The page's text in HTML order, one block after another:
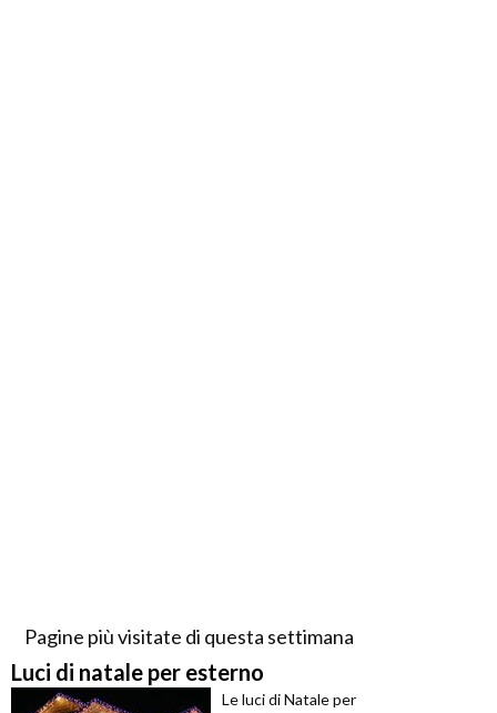
Pagine più visitate di questa settimana
Luci di natale per esterno
Le luci di Natale per